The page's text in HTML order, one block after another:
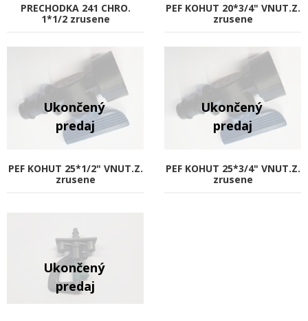
PRECHODKA 241 CHRO.
1*1/2 zrusene
PEF KOHUT 20*3/4" VNUT.Z.
zrusene
PEF KOHUT 25*1/2" VNUT.Z.
zrusene
PEF KOHUT 25*3/4" VNUT.Z.
zrusene